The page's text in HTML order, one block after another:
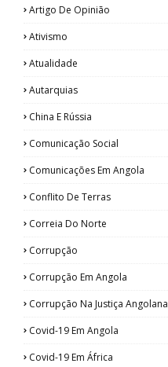
Artigo De Opinião
Ativismo
Atualidade
Autarquias
China E Rússia
Comunicação Social
Comunicações Em Angola
Conflito De Terras
Correia Do Norte
Corrupção
Corrupção Em Angola
Corrupção Na Justiça Angolana
Covid-19 Em Angola
Covid-19 Em África